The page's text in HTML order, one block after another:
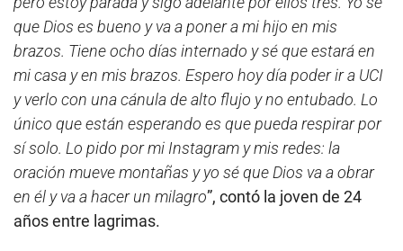
que Dios es bueno y va a poner a mi hijo en mis
brazos. Tiene ocho días internado y sé que estará en
mi casa y en mis brazos. Espero hoy día poder ir a UCI
y verlo con una cánula de alto flujo y no entubado. Lo
único que están esperando es que pueda respirar por
sí solo. Lo pido por mi Instagram y mis redes: la
oración mueve montañas y yo sé que Dios va a obrar
en él y va a hacer un milagro”, contó la joven de 24
años entre lagrimas.